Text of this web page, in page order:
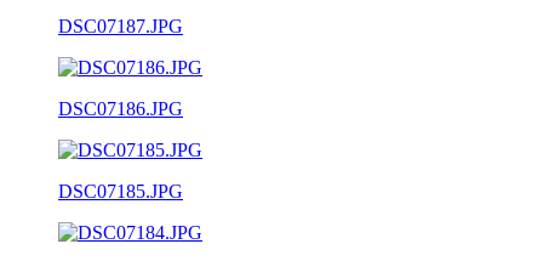
DSC07187.JPG
DSC07186.JPG
DSC07185.JPG